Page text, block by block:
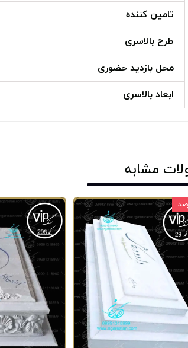
تامین کننده
طرح بالاسری
محل بازدید حضوری
ابعاد بالاسری
مشابه